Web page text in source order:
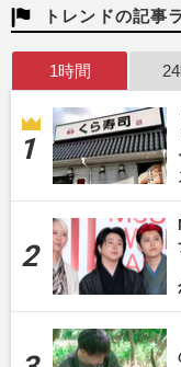
トレンドの記事
1時間